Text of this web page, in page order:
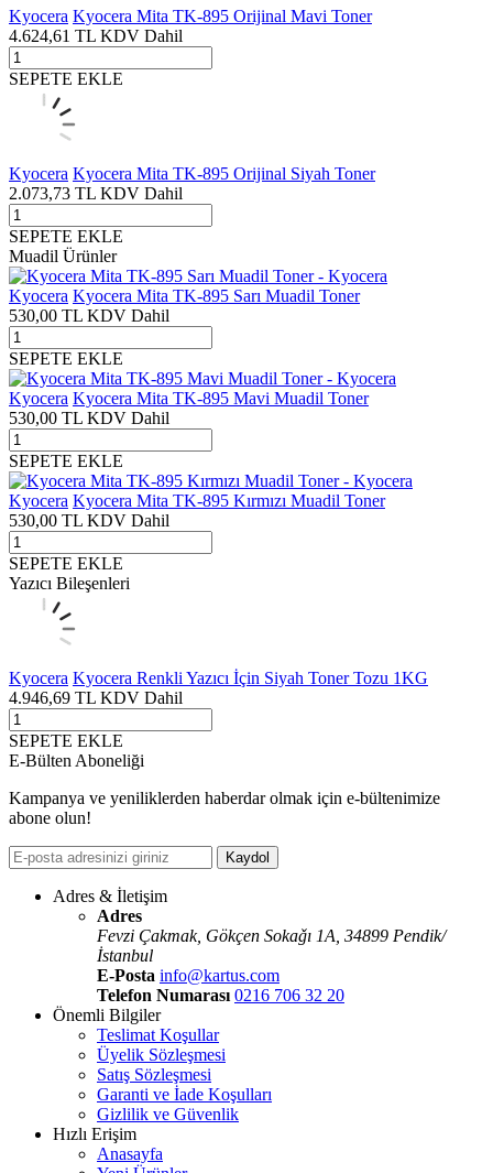
Kyocera Kyocera Mita TK-895 Orijinal Mavi Toner
4.624,61 TL KDV Dahil
SEPETE EKLE
Kyocera Kyocera Mita TK-895 Orijinal Siyah Toner
2.073,73 TL KDV Dahil
SEPETE EKLE
Muadil Ürünler
Kyocera Kyocera Mita TK-895 Sarı Muadil Toner
530,00 TL KDV Dahil
SEPETE EKLE
Kyocera Kyocera Mita TK-895 Mavi Muadil Toner
530,00 TL KDV Dahil
SEPETE EKLE
Kyocera Kyocera Mita TK-895 Kırmızı Muadil Toner
530,00 TL KDV Dahil
SEPETE EKLE
Yazıcı Bileşenleri
Kyocera Kyocera Renkli Yazıcı İçin Siyah Toner Tozu 1KG
4.946,69 TL KDV Dahil
SEPETE EKLE
E-Bülten Aboneliği
Kampanya ve yeniliklerden haberdar olmak için e-bültenimize
abone olun!
Kaydol
Adres & İletişim
Adres
Fevzi Çakmak, Gökçen Sokaǧı 1A, 34899 Pendik/
İstanbul
E-Posta info@kartus.com
Telefon Numarası 0216 706 32 20
Önemli Bilgiler
Teslimat Koşullar
Üyelik Sözleşmesi
Satış Sözleşmesi
Garanti ve İade Koşulları
Gizlilik ve Güvenlik
Hızlı Erişim
Anasayfa